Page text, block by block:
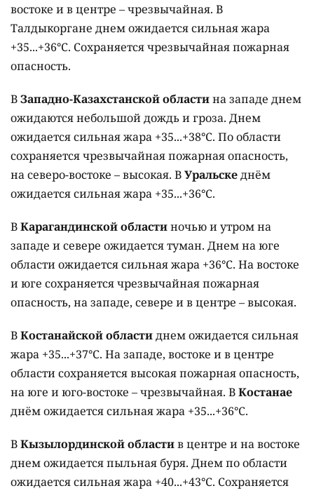
востоке и в центре – чрезвычайная. В
Талдыкоргане днем ожидается сильная жара
+35...+36°C. Сохраняется чрезвычайная пожарная
опасность.
ВЗападно-Казахстанской областина западе днем
ожидаются небольшой дождь и гроза. Днем
ожидается сильная жара +35...+38°C. По области
сохраняется чрезвычайная пожарная опасность,
на северо-востоке – высокая. ВУральскеднём
ожидается сильная жара +35...+36°C.
ВКарагандинской областиночью и утром на
западе и севере ожидается туман. Днем на юге
области ожидается сильная жара +36°C. На востоке
и юге сохраняется чрезвычайная пожарная
опасность, на западе, севере и в центре – высокая.
ВКостанайской областиднем ожидается сильная
жара +35...+37°C. На западе, востоке и в центре
области сохраняется высокая пожарная опасность,
на юге и юго-востоке – чрезвычайная. ВКостанае
днём ожидается сильная жара +35...+36°C.
ВКызылординской областив центре и на востоке
днем ожидается пыльная буря. Днем по области
ожидается сильная жара +40...+43°C. Сохраняется